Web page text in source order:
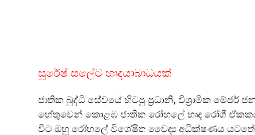
සුරේෂ් සලේට හෘදයාබාධයක්
ජාතික බුද්ධි සේවයේ හිටපු ප්‍රධානී, විශ්‍රාමික මේජර්
හේතුවෙන් කොළඹ ජාතික රෝහලේ හෘද රෝගී
විට ඔහු රෝහලේ විශේෂිත වෛද්‍ය අධීක්ෂණය යටතේ